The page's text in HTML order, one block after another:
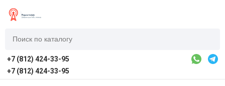
+7 (812) 424-33-95
+7 (812) 424-33-95